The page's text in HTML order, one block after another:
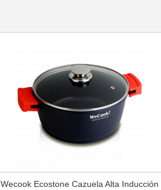
Wecook Ecostone Cazuela Alta Inducción